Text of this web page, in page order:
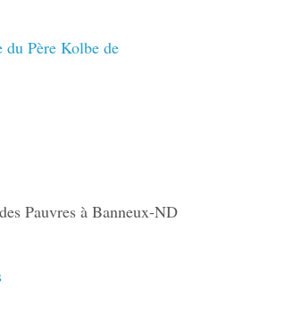
du Père Kolbe de
Pauvres à Banneux-ND